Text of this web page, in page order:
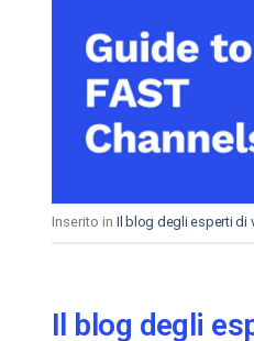
Inserito in Il blog degli esperti di
Il blog degli